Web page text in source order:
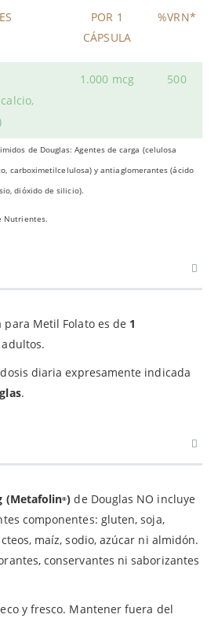
POR 1
CÁPSULA
%VRN*
1.000 mcg 500
de Douglas: Agentes de carga (celulosa
carboximetilcelulosa) y antiaglomerantes (ácido
dióxido de silicio).
Nutrientes.
para Metil Folato es de 1
diaria expresamente indicada
.
(Metafolin®) de Douglas NO incluye
componentes: gluten, soja,
maíz, sodio, azúcar ni almidón.
conservantes ni saborizantes
y fresco. Mantener fuera del